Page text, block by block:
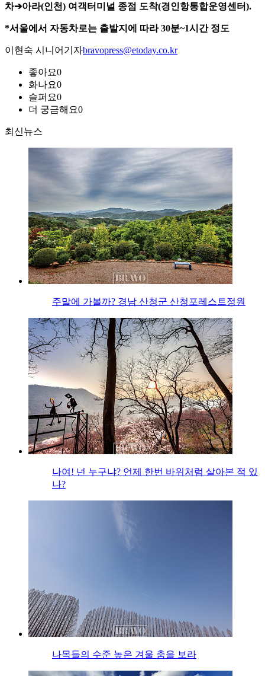
차➔아라(인천) 여객터미널 종점 도착(경인항통합운영센터).
*서울에서 자동차로는 출발지에 따라 30분~1시간 정도
이현숙 시니어기자bravopress@etoday.co.kr
좋아요0
화나요0
슬퍼요0
더 궁금해요0
최신뉴스
주말에 가볼까? 경남 산청군 산청포레스트정원
나여! 넌 누구냐? 언제 한번 바위처럼 살아본 적 있
나?
나목들의 수준 높은 겨울 춤을 보라